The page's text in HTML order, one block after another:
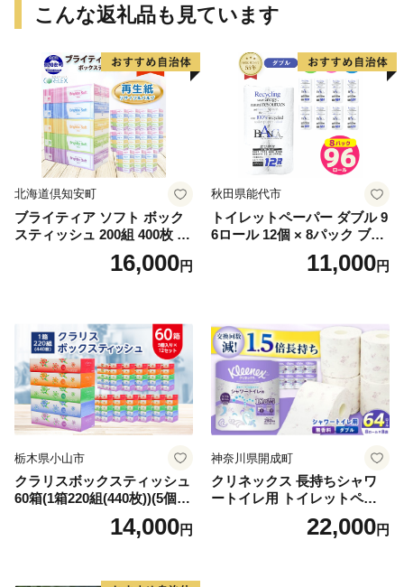
こんな返礼品も見ています
北海道倶知安町
ブライティア ソフト ボック
スティッシュ 200組 400枚 60
箱 日本製 まとめ買い ティッ
シュ リサイクル 長持 防災 常
倶知安町 日用品
16,000円
秋田県能代市
トイレットペーパー ダブル 9
6ロール 12個 × 8パック ブラ
ンカ 再生紙 100％ 芯あり 日
用品 消耗品 無香料 生活用品
11,000円
栃木県小山市
クラリスボックスティッシュ
60箱(1箱220組(440枚))(5個入
り×12セット)【1256759】
14,000円
神奈川県開成町
クリネックス 長持ちシャワ
ートイレ用 トイレットペー
パー（ダブル）64ロール(8ロ
ール×8パック) 開成町 トイレ
22,000円